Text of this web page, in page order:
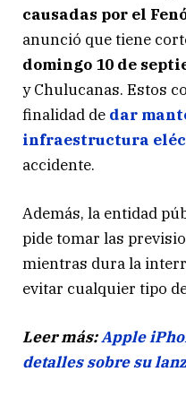
causadas por el
anunció que tiene
domingo 10 de
y Chulucanas. Estos
finalidad de dar
infraestructura
accidente.
Además, la entidad
pide tomar las
mientras dura la
evitar cualquier tipo
Leer más:Apple
detalles sobre su